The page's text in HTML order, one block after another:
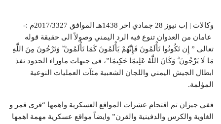
وكالات | إب نيوز 28 جمادي اخر 1438هـ الموافق 2017/3327م :-
عامان من العدوان تنوع فيه الرد اليمني وصولاً الى حقيقة قوله
تعالى ” إِن تَكُونُوا تَأْلَمُونَ فَإِنَّهُمْ يَأْلَمُونَ كَمَا تَأْلَمُونَ ۖ وَتَرْجُونَ مِنَ اللَّهِ
مَا لَا يَرْجُونَ ۗ وَكَانَ اللَّهُ عَلِيمًا حَكِيمًا”، في جبهات ماوراء الحدود نفذ
ابطال الجيش اليمني واللجان الشعبية مئآت العمليات النوعية
المؤلمة.
ففي جيزان تم اقتحام عشرات المواقع العسكرية واهمها “قرى قمر و
الغاوية والكرس والدفينية والقرن” وايضاً مواقع عسكرية مهمة اهمها